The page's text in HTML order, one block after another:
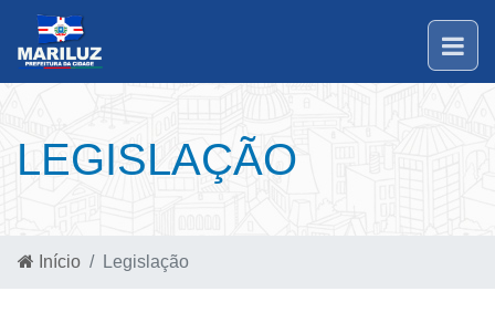
LEGISLAÇÃO
Início Legislação